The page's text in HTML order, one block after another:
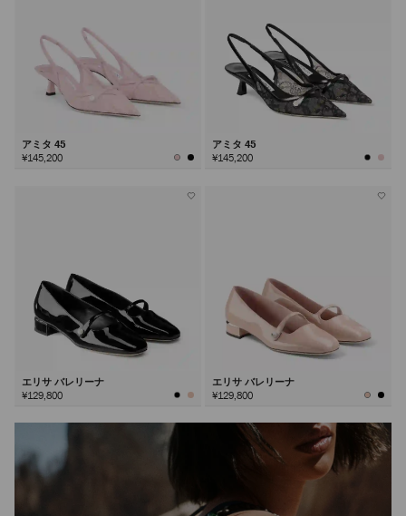
アミタ 45
¥145,200
アミタ 45
¥145,200
エリサ バレリーナ
¥129,800
エリサ バレリーナ
¥129,800